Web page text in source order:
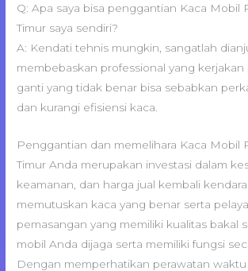
Q: Apa saya bisa penggantian Kaca Mobil
Timur saya sendiri?
A: Kendati tehnis mungkin, sangatlah
membebaskan professional yang kerjakan
ganti yang tidak benar bisa sebabkan
dan kurangi efisiensi kaca.
Penggantian dan memelihara Kaca Mobil
Timur Anda merupakan investasi dalam
keamanan, dan harga jual kembali
memutuskan kaca yang benar serta
pemasangan yang memiliki kualitas bakal
mobil Anda dijaga serta memiliki fungsi
Dengan memperhatikan perawatan